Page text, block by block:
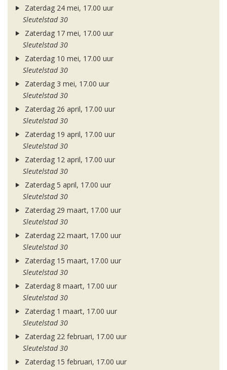
Zaterdag 24 mei, 17.00 uur
Sleutelstad 30
Zaterdag 17 mei, 17.00 uur
Sleutelstad 30
Zaterdag 10 mei, 17.00 uur
Sleutelstad 30
Zaterdag 3 mei, 17.00 uur
Sleutelstad 30
Zaterdag 26 april, 17.00 uur
Sleutelstad 30
Zaterdag 19 april, 17.00 uur
Sleutelstad 30
Zaterdag 12 april, 17.00 uur
Sleutelstad 30
Zaterdag 5 april, 17.00 uur
Sleutelstad 30
Zaterdag 29 maart, 17.00 uur
Sleutelstad 30
Zaterdag 22 maart, 17.00 uur
Sleutelstad 30
Zaterdag 15 maart, 17.00 uur
Sleutelstad 30
Zaterdag 8 maart, 17.00 uur
Sleutelstad 30
Zaterdag 1 maart, 17.00 uur
Sleutelstad 30
Zaterdag 22 februari, 17.00 uur
Sleutelstad 30
Zaterdag 15 februari, 17.00 uur